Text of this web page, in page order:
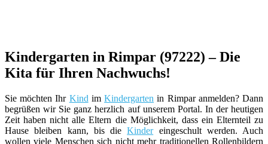
Kindergarten in Rimpar (97222) – Die
Kita für Ihren Nachwuchs!
Sie möchten Ihr Kind imKindergarten in Rimpar anmelden? Dann
begrüßen wir Sie ganz herzlich auf unserem Portal. In der heutigen
Zeit haben nicht alle Eltern die Möglichkeit, dass ein Elternteil zu
Hause bleiben kann, bis dieKindereingeschult werden. Auch
wollen viele Menschen sich nicht mehr traditionellen Rollenbildern